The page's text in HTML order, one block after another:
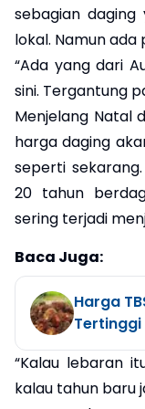
sebagian daging
lokal. Namun ada
“Ada yang dari
sini. Tergantung
Menjelang Natal
harga daging
seperti
20 tahun
sering terjadi
Baca Juga:
Harga
Tertinggi
“Kalau lebaran
kalau tahun baru